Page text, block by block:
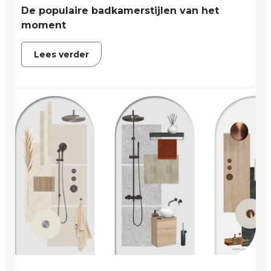
De populaire badkamerstijlen van het
moment
Lees verder